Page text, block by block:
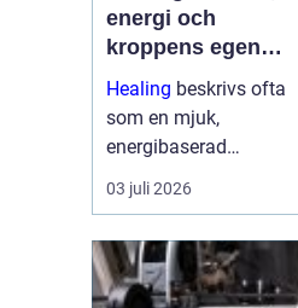
energi och
kroppens egen
förmåga att läka
Healing beskrivs ofta
som en mjuk,
energibaserad
behandlingsmetod som
stödjer kroppens egen
ligger på balans, lugn
och ökad närvaro
03 juli 2026